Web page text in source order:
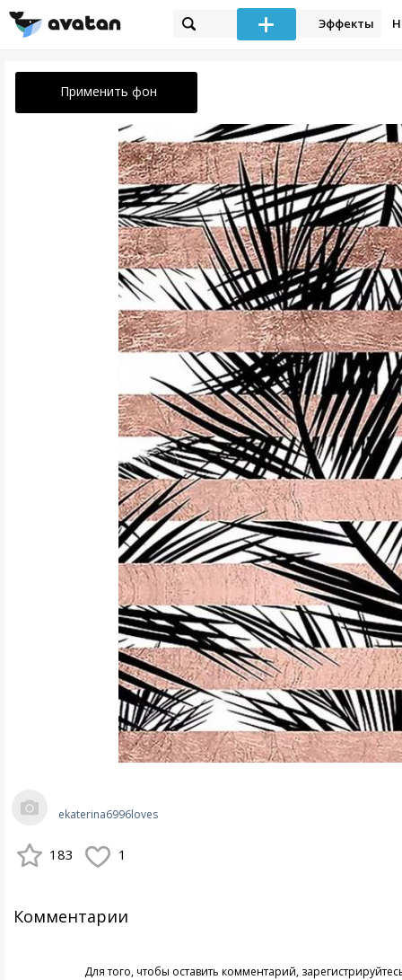
Эффекты
Применить фон
ekaterina6996loves
183 1
Комментарии
Для того, чтобы оставить комментарий,